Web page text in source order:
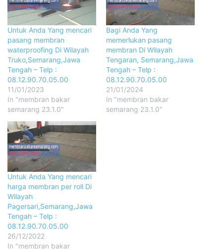
Untuk Anda Yang mencari
pasang membran
waterproofing Di Wilayah
Truko,Semarang,Jawa
Tengah – Telp :
08.12.90.70.05.00
11/01/2023
In "membran bakar
semarang 23.1.0"
Bagi Anda Yang
memerlukan pasang
membran Di Wilayah
Tengaran, Semarang,Jawa
Tengah – Telp :
08.12.90.70.05.00
21/01/2024
In "membran bakar
semarang 23.1.0"
Untuk Anda Yang mencari
harga membran per roll Di
Wilayah
Pagersari,Semarang,Jawa
Tengah – Telp :
08.12.90.70.05.00
26/12/2022
In "membran bakar